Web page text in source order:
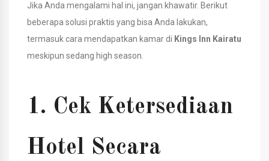
Jika Anda mengalami hal ini, jangan khawatir. Berikut
beberapa solusi praktis yang bisa Anda lakukan,
termasuk cara mendapatkan kamar di Kings Inn Kairatu
meskipun sedang high season.
1. Cek Ketersediaan
Hotel Secara